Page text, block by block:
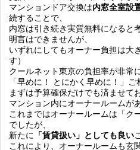
マンションドア交換は内窓全室設
続することで、
内窓は引き続き実質無料になると
明言はできませんが、
いずれにしてもオーナー負担は大
す）
クールネット東京の負担率が非常
「早めに！ とにかく早めに！」
ご
まずは予算確保だけでも済ませて
マンション内にオーナールームが
これまではオーナールームは「ク
でしたが、
新たに
「賃貸扱い」としても良い
これにより、オーナールームも玄